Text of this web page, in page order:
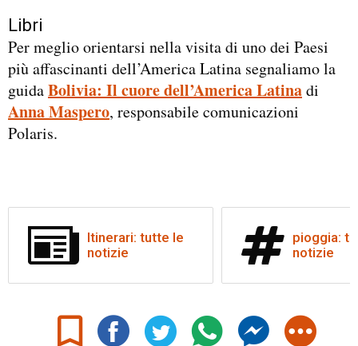
Libri
Per meglio orientarsi nella visita di uno dei Paesi
più affascinanti dell’America Latina segnaliamo la
guidaBolivia: Il cuore dell’America Latinadi
Anna Maspero, responsabile comunicazioni
Polaris.
Itinerari: tutte le
notizie
pioggia:
notizie